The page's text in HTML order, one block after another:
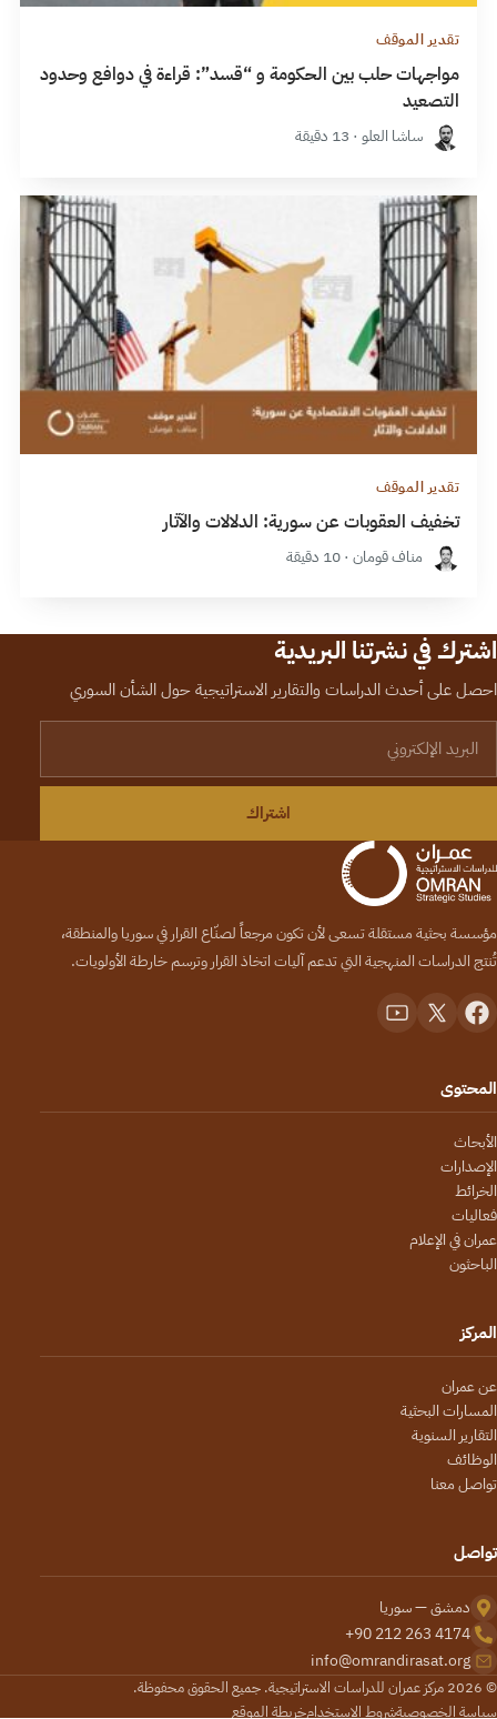
تقدير الموقف
مواجهات حلب بين الحكومة و “قسد”: قراءة في دوافع وحدود
التصعيد
ساشا العلو · 13 دقيقة
تقدير الموقف
تخفيف العقوبات عن سورية: الدلالات والآثار
مناف قومان · 10 دقيقة
اشترك في نشرتنا البريدية
احصل على أحدث الدراسات والتقارير الاستراتيجية حول الشأن السوري
اشتراك
مؤسسة بحثية مستقلة تسعى لأن تكون مرجعاً لصنّاع القرار في سوريا والمنطقة،
تُنتج الدراسات المنهجية التي تدعم آليات اتخاذ القرار وترسم خارطة الأولويات.
المحتوى
الأبحاث
الإصدارات
الخرائط
فعاليات
عمران في الإعلام
الباحثون
المركز
عن عمران
المسارات البحثية
التقارير السنوية
الوظائف
تواصل معنا
تواصل
دمشق — سوريا
+90 212 263 4174
info@omrandirasat.org
© 2026 مركز عمران للدراسات الاستراتيجية. جميع الحقوق محفوظة.
سياسة الخصوصيةشروط الاستخدامخريطة الموقع